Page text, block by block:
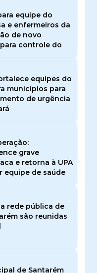
equipe do
e enfermeiros da
de novo
controle do
equipes do
municípios para
de urgência
grave
e retorna à UPA
equipe de saúde
rede pública de
são reunidas
de Santarém